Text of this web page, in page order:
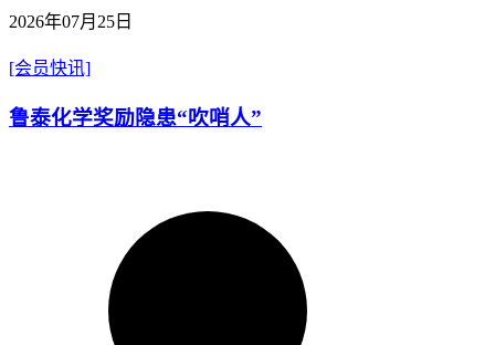
2026年07月25日
[会员快讯]
鲁泰化学奖励隐患“吹哨人”